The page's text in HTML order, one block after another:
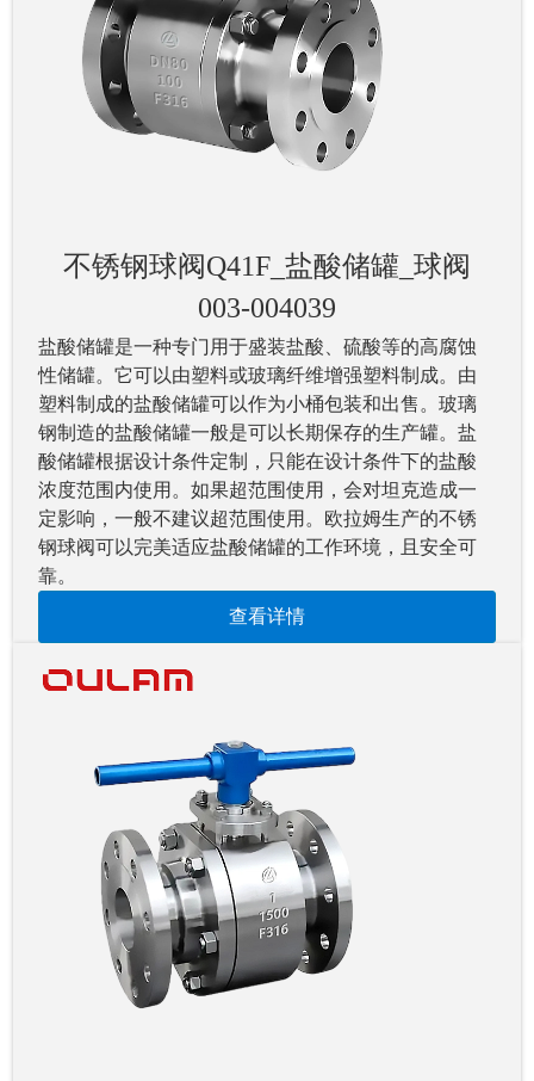
不锈钢球阀Q41F_盐酸储罐_球阀
003-004039
盐酸储罐是一种专门用于盛装盐酸、硫酸等的高腐蚀
性储罐。它可以由塑料或玻璃纤维增强塑料制成。由
塑料制成的盐酸储罐可以作为小桶包装和出售。玻璃
钢制造的盐酸储罐一般是可以长期保存的生产罐。盐
酸储罐根据设计条件定制，只能在设计条件下的盐酸
浓度范围内使用。如果超范围使用，会对坦克造成一
定影响，一般不建议超范围使用。欧拉姆生产的不锈
钢球阀可以完美适应盐酸储罐的工作环境，且安全可
靠。
查看详情